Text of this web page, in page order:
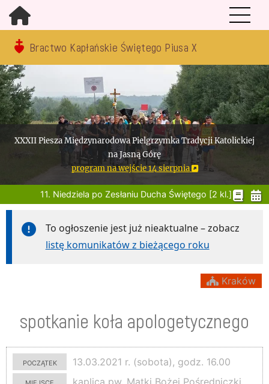
Bractwo Kapłańskie Świętego Piusa X
XXXII Piesza Międzynarodowa Pielgrzymka Tradycji Katolickiej
na Jasną Górę
program na wejście 14 sierpnia
11. Niedziela po Zesłaniu Ducha Świętego [2 kl.]
To ogłoszenie jest już nieaktualne – zobacz
listę komunikatów z bieżącego roku
Kraków
spotkanie koła apologetycznego
początek
13.03.2021 r. (sobota), godz. 16.00
miejsce
kaplica pw. Matki Bożej Pośredniczki